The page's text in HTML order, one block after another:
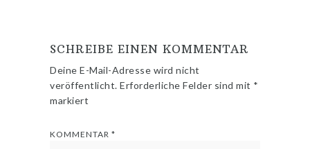
SCHREIBE EINEN KOMMENTAR
Deine E-Mail-Adresse wird nicht
veröffentlicht. Erforderliche Felder sind mit *
markiert
KOMMENTAR*